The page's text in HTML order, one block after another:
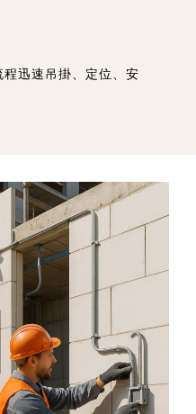
迅速吊掛、定位、安